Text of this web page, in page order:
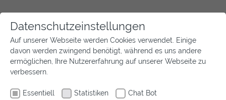
Datenschutzeinstellungen
Auf unserer Webseite werden Cookies verwendet. Einige
davon werden zwingend benötigt, während es uns andere
ermöglichen, Ihre Nutzererfahrung auf unserer Webseite zu
verbessern.
Essentiell Statistiken Chat Bot